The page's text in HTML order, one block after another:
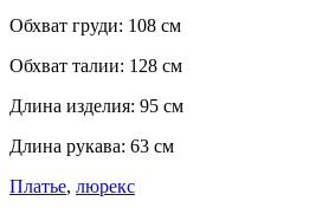
Обхват груди: 108 см
Обхват талии: 128 см
Длина изделия: 95 см
Длина рукава: 63 см
Платье, люрекс